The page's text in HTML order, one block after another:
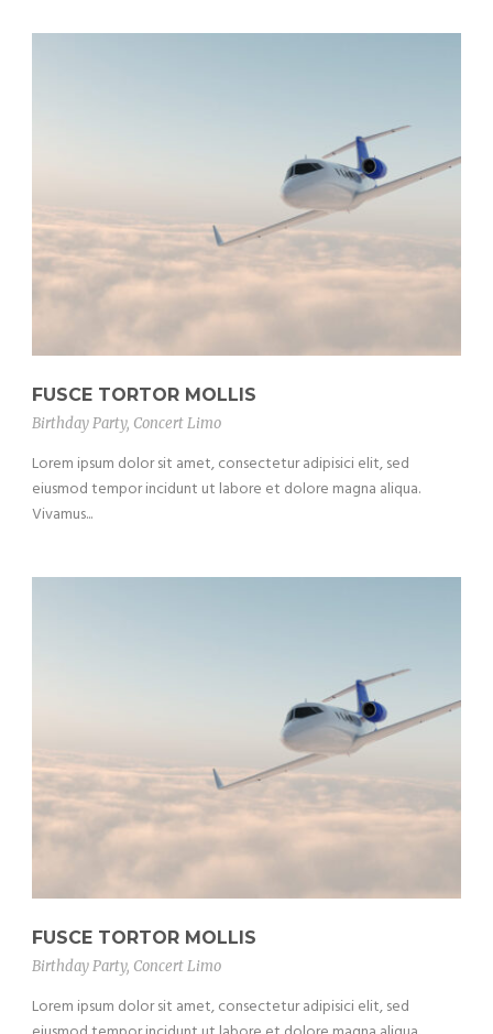
FUSCE TORTOR MOLLIS
Birthday Party, Concert Limo
Lorem ipsum dolor sit amet, consectetur adipisici elit, sed
eiusmod tempor incidunt ut labore et dolore magna aliqua.
Vivamus...
FUSCE TORTOR MOLLIS
Birthday Party, Concert Limo
Lorem ipsum dolor sit amet, consectetur adipisici elit, sed